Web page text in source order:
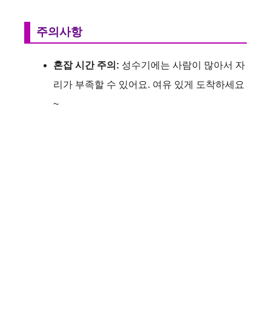
주의사항
혼잡 시간 주의: 성수기에는 사람이 많아서 자
리가 부족할 수 있어요. 여유 있게 도착하세요
~